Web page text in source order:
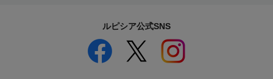
ルピシア公式SNS